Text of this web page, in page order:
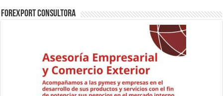
ForExport Consultora